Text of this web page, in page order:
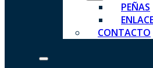
PEÑAS
CONTACTO